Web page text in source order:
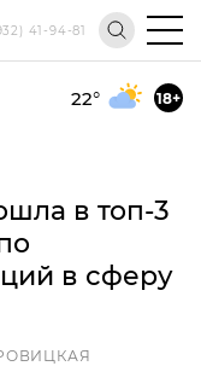
41-94-81
22° 18+
в топ-3
в сферу